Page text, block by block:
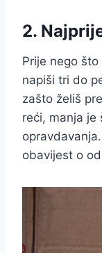
2.
Prije nego
napiši tri do
zašto želiš
reći, manja je
obavijest o